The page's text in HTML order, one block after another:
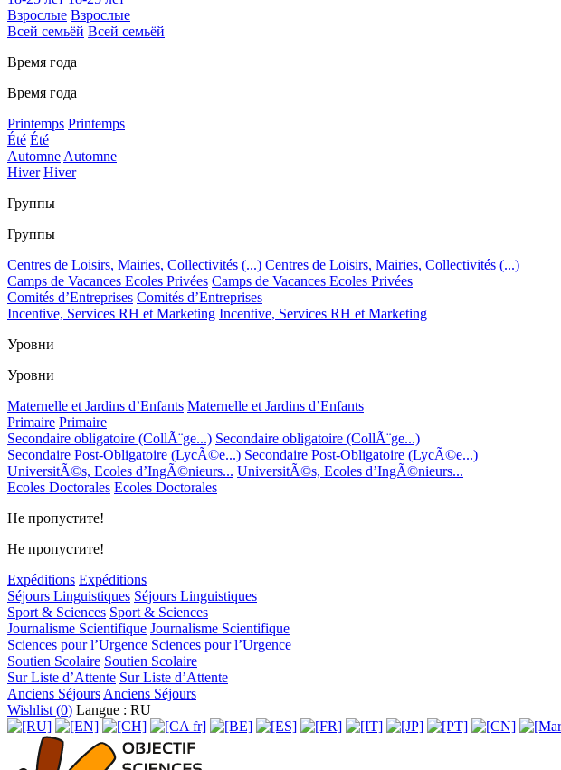
Взрослые Взрослые
Всей семьёй Всей семьёй
Время года
Время года
Printemps Printemps
Été Été
AutomneAutomne
Hiver Hiver
Группы
Группы
Centres de Loisirs, Mairies, Collectivités (...) Centres de Loisirs, Mairies, Collectivités (...)
Camps de Vacances Ecoles Privées Camps de Vacances Ecoles Privées
Comités d’Entreprises Comités d’Entreprises
Incentive, Services RH et Marketing Incentive, Services RH et Marketing
Уровни
Уровни
Maternelle et Jardins d’Enfants Maternelle et Jardins d’Enfants
Primaire Primaire
Secondaire obligatoire (CollÃ¨ge...) Secondaire obligatoire (CollÃ¨ge...)
Secondaire Post-Obligatoire (LycÃ©e...) Secondaire Post-Obligatoire (LycÃ©e...)
UniversitÃ©s, Ecoles d’IngÃ©nieurs... UniversitÃ©s, Ecoles d’IngÃ©nieurs...
Ecoles Doctorales Ecoles Doctorales
Не пропустите!
Не пропустите!
Expéditions Expéditions
Séjours Linguistiques Séjours Linguistiques
Sport & Sciences Sport & Sciences
Journalisme Scientifique Journalisme Scientifique
Sciences pour l’Urgence Sciences pour l’Urgence
Soutien Scolaire Soutien Scolaire
Sur Liste d’Attente Sur Liste d’Attente
Anciens SéjoursAnciens Séjours
Wishlist (0) Langue : RU